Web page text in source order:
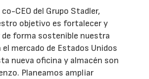
CEO del Grupo Stadler,
objetivo es fortalecer y
de forma sostenible nuestra
el mercado de Estados Unidos
nueva oficina y almacén son
Planeamos ampliar